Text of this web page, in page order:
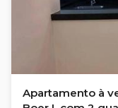
Apartamento à